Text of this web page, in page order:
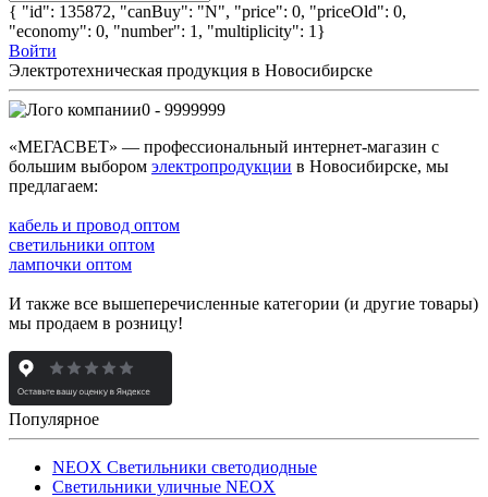
{ "id": 135872, "canBuy": "N", "price": 0, "priceOld": 0,
"economy": 0, "number": 1, "multiplicity": 1}
Войти
Электротехническая продукция в Новосибирске
0 - 9999999
«МЕГАСВЕТ» — профессиональный интернет-магазин с
большим выбором электропродукции в Новосибирске, мы
предлагаем:
кабель и провод оптом
светильники оптом
лампочки оптом
И также все вышеперечисленные категории (и другие товары)
мы продаем в розницу!
Популярное
NEOX Светильники светодиодные
Светильники уличные NEOX